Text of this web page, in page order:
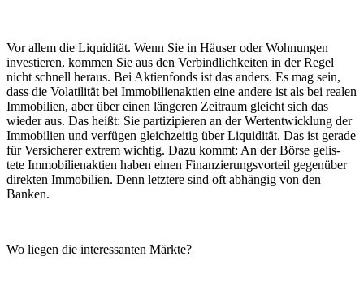
Vor allem die Liquidität. Wenn Sie in Häuser oder Wohnungen
investieren, kommen Sie aus den Verbindlichkeiten in der Regel
nicht schnell heraus. Bei Aktienfonds ist das anders. Es mag sein,
dass die Volatilität bei Immobilienaktien eine andere ist als bei realen
Immobilien, aber übereinen längeren Zeitraum gleicht sich das
wieder aus. Das heißt: Sie partizipieren an der Wertentwicklung der
Immobilien und verfügen gleichzeitig über Liquidität. Das ist gerade
für Versicherer extrem wichtig. Dazu kommt: An der Börse gelis-
tete Immobilienaktien haben einen Finanzierungsvorteil gegenüber
direkten Immobilien. Denn letztere sind oft abhängig von den
Banken.
Wo liegen die interessanten Märkte?